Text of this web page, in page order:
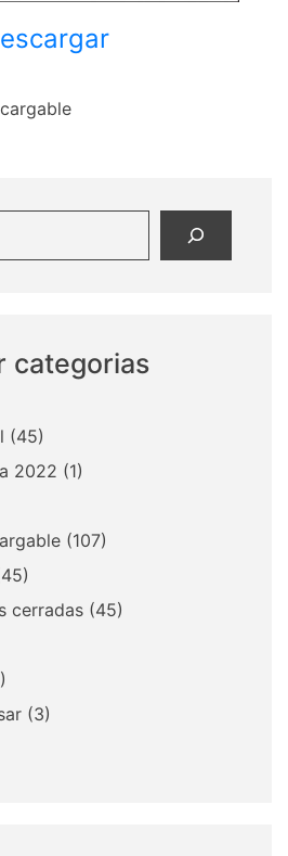
categorias
(45)
2022 (1)
(107)
cerradas (45)
(3)